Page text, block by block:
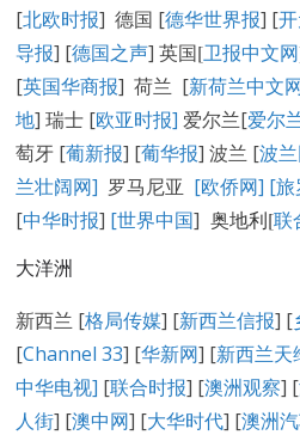
[北欧时报] 德国 [德华世界报] [
导报] [德国之声] 英国[卫报中文网
[英国华商报] 荷兰 [新荷兰中文
地] 瑞士 [欧亚时报] 爱尔兰[爱尔
萄牙 [葡新报] [葡华报] 波兰 [波
兰壮阔网] 罗马尼亚 [欧侨网] [旅
[中华时报] [世界中国] 奥地利[联
大洋洲
新西兰 [格局传媒] [新西兰信报] [
[Channel 33] [华新网] [新西兰天
中华电视] [联合时报] [澳洲观察] [
人街] [澳中网] [大华时代] [澳洲